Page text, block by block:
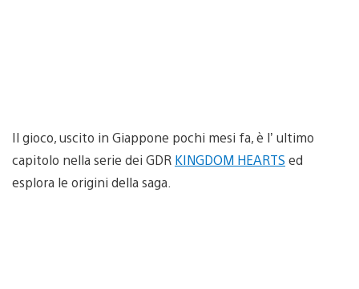
Il gioco, uscito in Giappone pochi mesi fa, è l’ ultimo
capitolo nella serie dei GDR KINGDOM HEARTS ed
esplora le origini della saga.